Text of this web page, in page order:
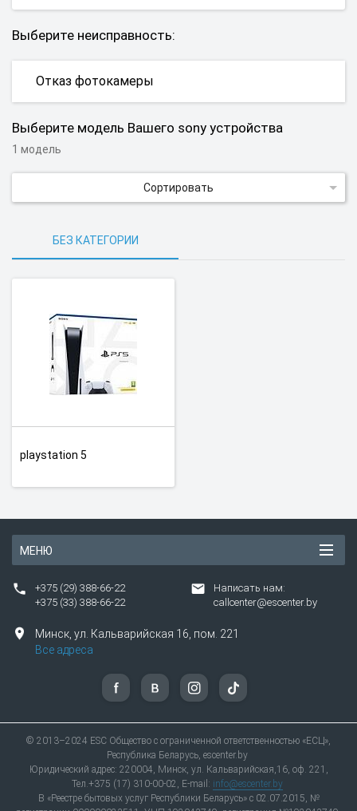
Выберите неисправность:
Отказ фотокамеры
Выберите модель Вашего sony устройства
1 модель
Сортировать
БЕЗ КАТЕГОРИИ
playstation 5
МЕНЮ
+375 (29) 388-66-22
+375 (33) 388-66-22
Написать нам:
callcenter@escenter.by
Минск, ул. Кальварийская 16, пом. 221
Все адреса
© 2013–2024 ESC Общество с ограниченной ответственностью «ЕСЦ»,
Республика Беларусь, escenter.by
Юридический адрес: 220004, Минск, ул. Кальварийская,16, оф. 221,
Тел.+375 (17) 310-00-02, E-mail: info@escenter.by
В «Реестре бытовых услуг Республики Беларусь» с 02.07.2015, №